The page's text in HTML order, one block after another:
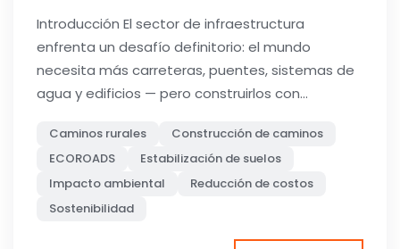
Introducción El sector de infraestructura
enfrenta un desafío definitorio: el mundo
necesita más carreteras, puentes, sistemas de
agua y edificios — pero construirlos con...
Caminos rurales
Construcción de caminos
ECOROADS
Estabilización de suelos
Impacto ambiental
Reducción de costos
Sostenibilidad